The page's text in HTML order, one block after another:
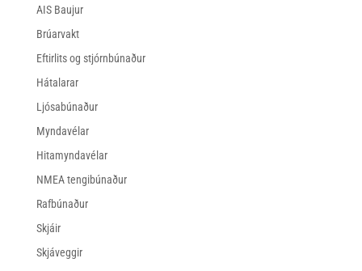
AIS Baujur
Brúarvakt
Eftirlits og stjórnbúnaður
Hátalarar
Ljósabúnaður
Myndavélar
Hitamyndavélar
NMEA tengibúnaður
Rafbúnaður
Skjáir
Skjáveggir